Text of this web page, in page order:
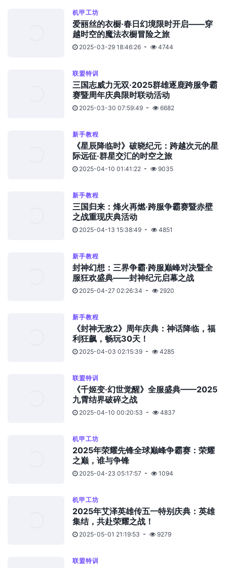
机甲工坊
爱丽丝的衣橱·春日幻境限时开启——穿
越时空的魔法衣橱冒险之旅
2025-03-29 18:46:26 4744
联盟特训
三国志威力无双·2025群雄逐鹿跨服争霸
赛暨周年庆典限时联动活动
2025-03-30 07:59:49 6682
新手教程
《星辰降临时》破晓纪元：跨越次元的星
际远征·群星交汇的时空之旅
2025-04-10 01:41:22 9035
新手教程
三国归来：烽火再燃·跨服争霸赛暨赤壁
之战重现庆典活动
2025-04-13 15:38:49 4851
新手教程
封神幻想：三界争霸·跨服巅峰对决暨全
服狂欢盛典——封神纪元启幕之战
2025-04-27 02:26:34 2920
新手教程
《封神无敌2》周年庆典：神话降临，福
利狂飙，畅玩30天！
2025-04-03 02:15:39 4285
联盟特训
《千姬变·幻世觉醒》全服盛典——2025
九霄结界破碎之战
2025-04-10 00:20:53 4837
机甲工坊
2025年荣耀先锋全球巅峰争霸赛：荣耀
之巅，谁与争锋
2025-04-23 05:17:57 1094
机甲工坊
2025年艾泽英雄传五一特别庆典：英雄
集结，共赴荣耀之战！
2025-05-01 21:19:53 9279
联盟特训